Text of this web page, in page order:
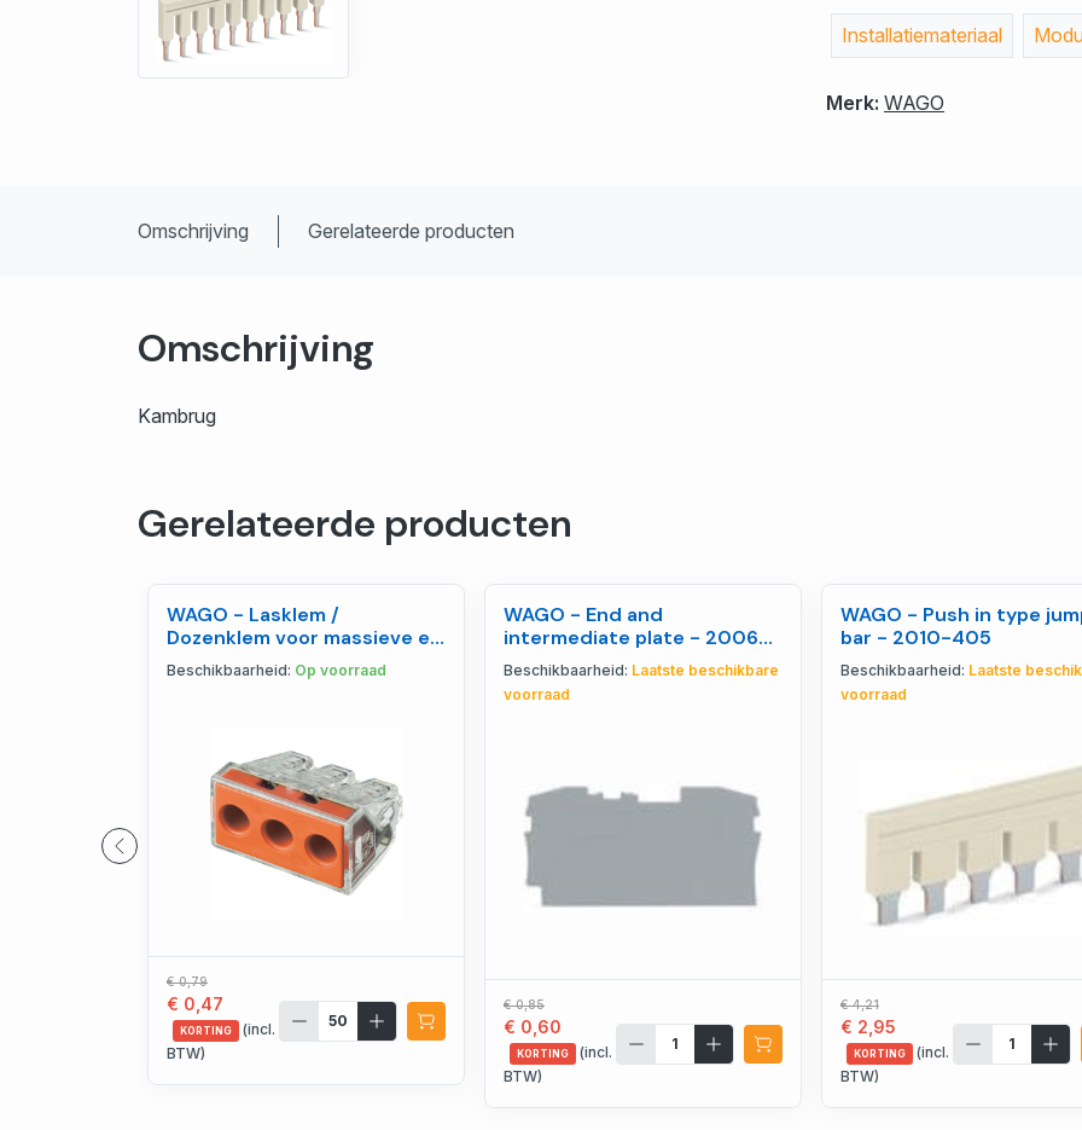
Installatiemateriaal
Merk: WAGO
Omschrijving Gerelateerde producten
Omschrijving
Kambrug
Gerelateerde producten
WAGO - Lasklem /
Dozenklem voor massieve en
meeraderige geleiders, -
773-173
Beschikbaarheid: Op voorraad
€ 0,79
€ 0,47
KORTING
(incl.
BTW)
WAGO - End and
intermediate plate - 2006-
1291
Beschikbaarheid: Laatste beschikbare
voorraad
€ 0,85
€ 0,60
KORTING
(incl.
BTW)
WAGO - Push in type
bar - 2010-405
Beschikbaarheid: Laatste
voorraad
€ 4,21
€ 2,95
KORTING
(incl.
BTW)